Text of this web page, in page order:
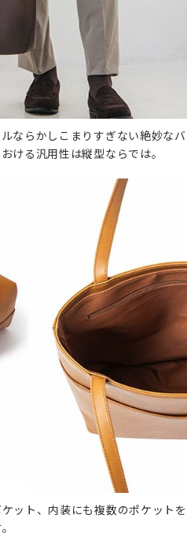
ならかしこまりすぎない絶妙な
ける汎用性は縦型ならでは。
ット、内装にも複数のポケットを